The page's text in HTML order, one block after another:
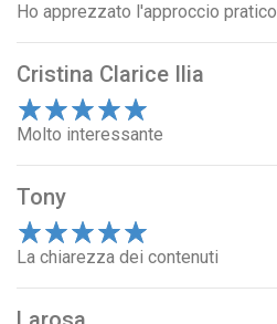
5
4
3
2
1
Ho apprezzato l'approccio pratico
Cristina Clarice Ilia
5
4
3
2
1
Molto interessante
Tony
5
4
3
2
1
La chiarezza dei contenuti